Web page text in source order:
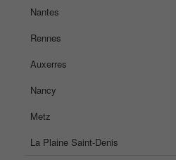
Nantes
Rennes
Auxerres
Nancy
Metz
La Plaine Saint-Denis